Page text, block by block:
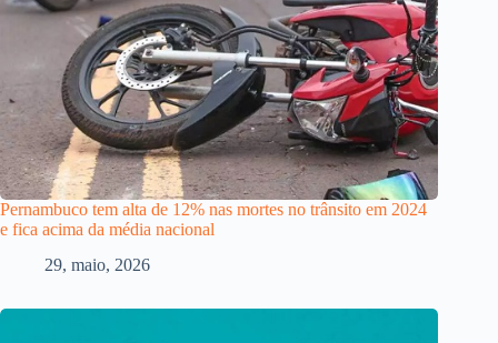
Pernambuco tem alta de 12% nas mortes no trânsito em 2024
e fica acima da média nacional
29, maio, 2026